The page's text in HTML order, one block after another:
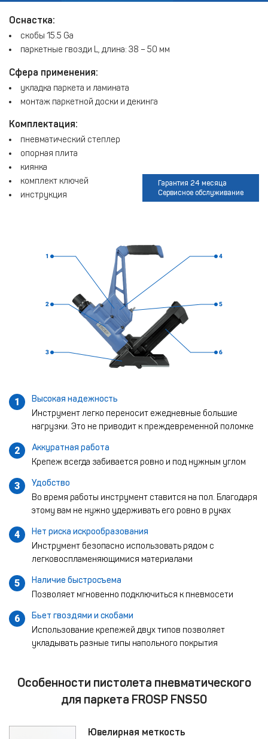
Оснастка:
скобы 15.5 Ga
паркетные гвозди L, длина: 38 – 50 мм
Сфера применения:
укладка паркета и ламината
монтаж паркетной доски и декинга
Комплектация:
пневматический степлер
опорная плита
киянка
комплект ключей
инструкция
Гарантия 24 месяца
Сервисное обслуживание
1
Высокая надежность
Инструмент легко переносит ежедневные большие
нагрузки. Это не приводит к преждевременной поломке
2
Аккуратная работа
Крепеж всегда забивается ровно и под нужным углом
3
Удобство
Во время работы инструмент ставится на пол. Благодаря
этому вам не нужно удерживать его ровно в руках
4
Нет риска искрообразования
Инструмент безопасно использовать рядом с
легковоспламеняющимися материалами
5
Наличие быстросъема
Позволяет мгновенно подключиться к пневмосети
6
Бьет гвоздями и скобами
Использование крепежей двух типов позволяет
укладывать разные типы напольного покрытия
Особенности пистолета пневматического
для паркета FROSP FNS50
Ювелирная меткость